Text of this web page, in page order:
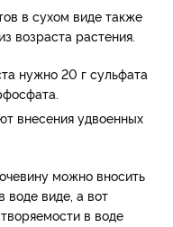
в сухом виде также
возраста растения.
нужно 20 г сульфата
внесения удвоенных
можно вносить
воде виде, а вот
в воде